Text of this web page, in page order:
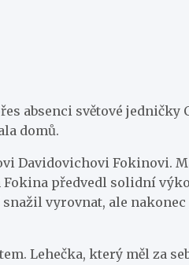
absenci světové jedničky
domů.
Davidovichovi Fokinovi.
Fokina předvedl solidní
vyrovnat, ale
Lehečka, který měl za